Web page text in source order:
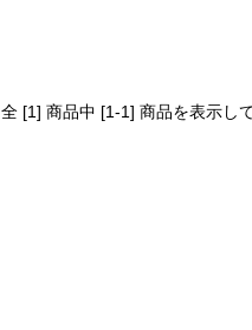
全 [1] 商品中 [1-1] 商品を表示し